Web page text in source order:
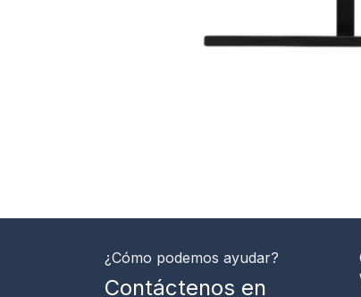
¿Cómo podemos ayudar?
Contáctenos en